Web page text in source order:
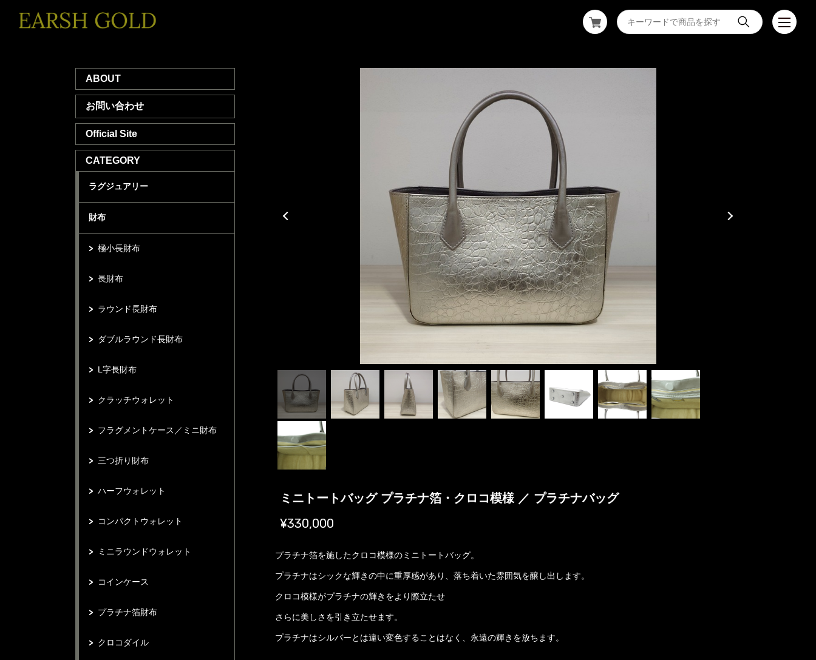
ABOUT
お問い合わせ
Official Site
CATEGORY
ラグジュアリー
財布
極小長財布
長財布
ラウンド長財布
ダブルラウンド長財布
L字長財布
クラッチウォレット
フラグメントケース／ミニ財布
三つ折り財布
ハーフウォレット
コンパクトウォレット
ミニラウンドウォレット
コインケース
プラチナ箔財布
クロコダイル
ミニトートバッグ プラチナ箔・クロコ模様 ／ プラチナバッグ
¥330,000
プラチナ箔を施したクロコ模様のミニトートバッグ。
プラチナはシックな輝きの中に重厚感があり、落ち着いた雰囲気を醸し出します。
クロコ模様がプラチナの輝きをより際立たせ
さらに美しさを引き立たせます。
プラチナはシルバーとは違い変色することはなく、永遠の輝きを放ちます。